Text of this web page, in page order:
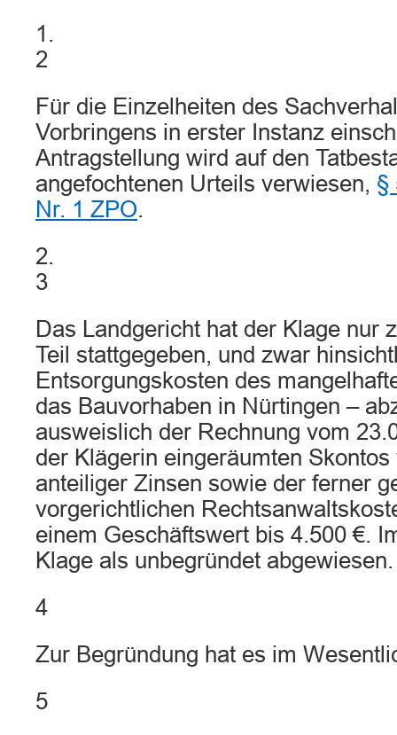
1.
2
Für die Einzelheiten des
Vorbringens in erster Instanz
Antragstellung wird auf den
angefochtenen Urteils verwiesen, §
Nr. 1 ZPO.
2.
3
Das Landgericht hat der Klage nur
Teil stattgegeben, und zwar
Entsorgungskosten des
das Bauvorhaben in Nürtingen –
ausweislich der Rechnung vom
der Klägerin eingeräumten
anteiliger Zinsen sowie der ferner
vorgerichtlichen
einem Geschäftswert bis 4.500 €.
Klage als unbegründet abgewiesen.
4
Zur Begründung hat es im
5